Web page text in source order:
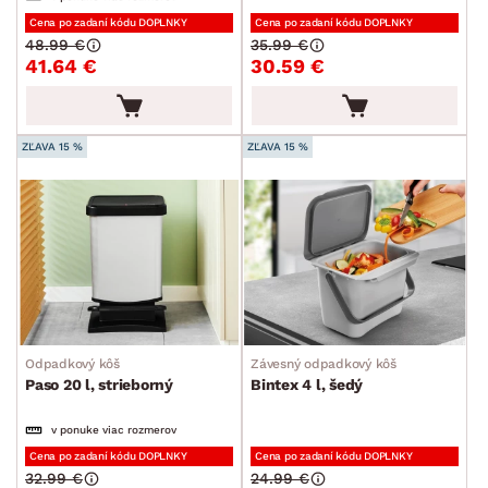
Stojany na noviny
Úložné boxy a košíky
Upratovanie a pranie
Vianoce
Veľká noc
Sedacie súpravy a pohovky
Zostavy a steny
Drobný nábytok
Spotrebiče
FARBA
ROZMERY
Cena po zadaní kódu DOPLNKY
41.64 €
48.99 €
Cena po zadaní kódu DOPLNKY
30.59 €
35.99 €
ZĽAVA 15 %
Odpadkový kôš
Paso 20 l, strieborný
v ponuke viac rozmerov
Cena po zadaní kódu DOPLNKY
32.99 €
ZĽAVA 15 %
Závesný odpadkový kôš
Bintex 4 l, šedý
Cena po zadaní kódu DOPLNKY
24.99 €